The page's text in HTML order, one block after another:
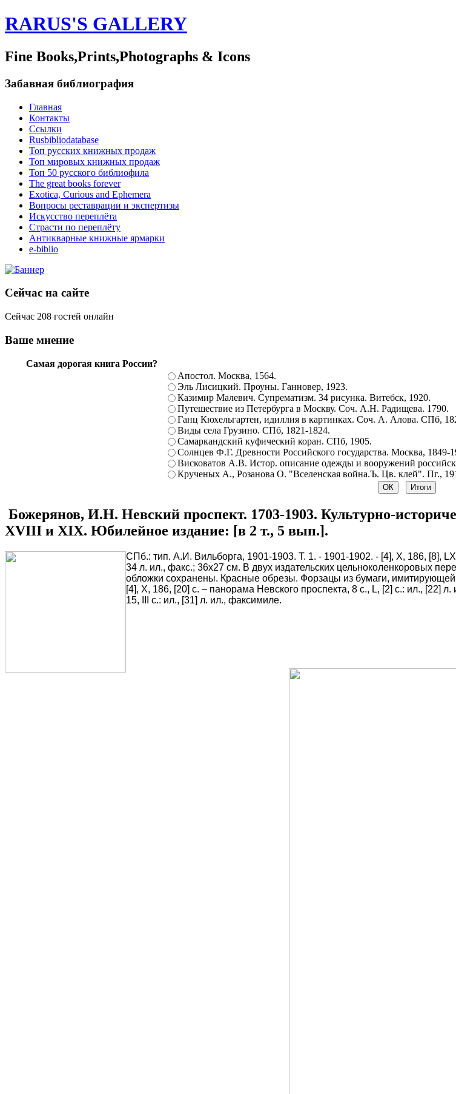
RARUS'S GALLERY
Fine Books,Prints,Photographs & Icons
Забавная библиография
Главная
Контакты
Ссылки
Rusbibliodatabase
Топ русских книжных продаж
Топ мировых книжных продаж
Топ 50 русского библиофила
The great books forever
Exotica, Curious and Ephemera
Вопросы реставрации и экспертизы
Искусство переплёта
Страсти по переплёту
Антикварные книжные ярмарки
e-biblio
Сейчас на сайте
Сейчас 208 гостей онлайн
Ваше мнение
Самая дорогая книга России?
Апостол. Москва, 1564.
Эль Лисицкий. Проуны. Ганновер, 1923.
Казимир Малевич. Супрематизм. 34 рисунка. Витебск, 1920.
Путешествие из Петербурга в Москву. Соч. А.Н. Радищева. 1790.
Ганц Кюхельгартен, идиллия в картинках. Соч. А. Алова. СПб,
Виды села Грузино. СПб, 1821-1824.
Самаркандский куфический коран. СПб, 1905.
Солнцев Ф.Г. Древности Российского государства. Москва, 1849-
Висковатов А.В. Истор. описание одежды и вооружений
Крученых А., Розанова О. "Вселенская война.Ъ. Цв. клей". Пг.,
Божерянов, И.Н. Невский проспект. 1703-1903. Культурно-
XVIII и XIX. Юбилейное издание: [в 2 т., 5 вып.].
СПб.: тип. А.И. Вильборга, 1901-1903. Т. 1. - 1901-1902. - [4], X, 186, [8],
34 л. ил., факс.; 36х27 см. В двух издательских цельноколенкоровых
обложки сохранены. Красные обрезы. Форзацы из бумаги,
[4], X, 186, [20] с. – панорама Невского проспекта, 8 с., L, [2] с.: ил., [22]
15, III с.: ил., [31] л. ил., факсимиле.